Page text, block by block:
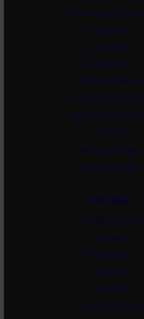
E. Pira Chiara
Elio Altare
Elio Grasso
Fenocchio
Francesco Rinaldi
Giacomo Conterno
Giuseppe
Luigi Pira
Nervi Conterno
Renato Corino
TOSCANA
Gianni Brunelli
Le Chiuse
Mastrojanni
Baricci
Cerbaiona
Conti Costanti